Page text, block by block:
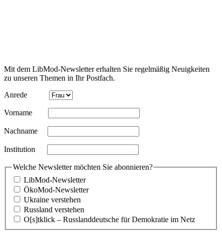
Mit dem LibMod-Newsletter erhalten Sie regel­mäßig Neuig­keiten
zu unseren Themen in Ihr Postfach.
Anrede
Vorname
Nachname
Insti­tution
Welche Newsletter möchten Sie abonnieren?
LibMod-Newsletter
ÖkoMod-Newsletter
Ukraine verstehen
Russland verstehen
O[s]tklick – Russland­deutsche für Demokratie im Netz